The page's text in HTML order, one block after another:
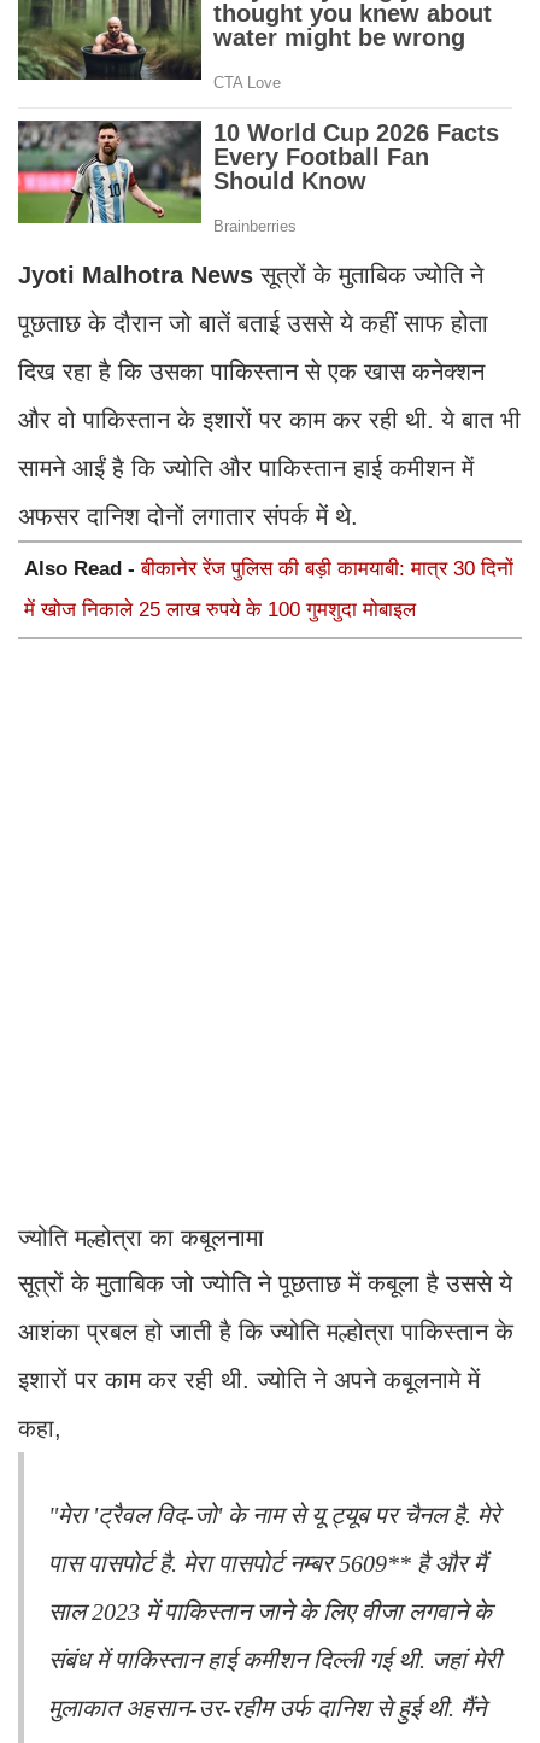
Jyoti Malhotra Newsसूत्रों के मुताबिक ज्योति ने
पूछताछ के दौरान जो बातें बताई उससे ये कहीं साफ होता
दिख रहा है कि उसका पाकिस्तान से एक खास कनेक्शन
और वो पाकिस्तान के इशारों पर काम कर रही थी. ये बात भी
सामने आईं है कि ज्योति और पाकिस्तान हाई कमीशन में
अफसर दानिश दोनों लगातार संपर्क में थे.
Also Read -बीकानेर रेंज पुलिस की बड़ी कामयाबी: मात्र 30 दिनों
में खोज निकाले 25 लाख रुपये के 100 गुमशुदा मोबाइल
ज्योति मल्होत्रा का कबूलनामा
सूत्रों के मुताबिक जो ज्योति ने पूछताछ में कबूला है उससे ये
आशंका प्रबल हो जाती है कि ज्योति मल्होत्रा पाकिस्तान के
इशारों पर काम कर रही थी. ज्योति ने अपने कबूलनामे में
कहा,
"मेरा 'ट्रैवल विद-जो' के नाम से यू ट्यूब पर चैनल है. मेरे
पास पासपोर्ट है. मेरा पासपोर्ट नम्बर 5609** है और मैं
साल 2023 में पाकिस्तान जाने के लिए वीजा लगवाने के
संबंध में पाकिस्तान हाई कमीशन दिल्ली गई थी. जहां मेरी
मुलाकात अहसान-उर-रहीम उर्फ दानिश से हुई थी. मैंने